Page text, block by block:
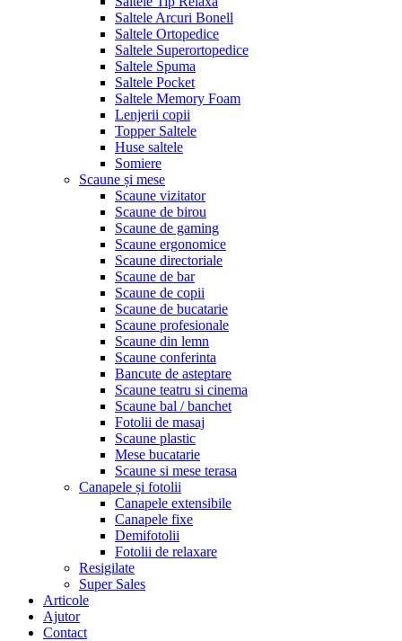
Saltele Arcuri Bonell
Saltele Ortopedice
Saltele Superortopedice
Saltele Spuma
Saltele Pocket
Saltele Memory Foam
Lenjerii copii
Topper Saltele
Huse saltele
Somiere
Scaune și mese
Scaune vizitator
Scaune de birou
Scaune de gaming
Scaune ergonomice
Scaune directoriale
Scaune de bar
Scaune de copii
Scaune de bucatarie
Scaune profesionale
Scaune din lemn
Scaune conferinta
Bancute de asteptare
Scaune teatru si cinema
Scaune bal / banchet
Fotolii de masaj
Scaune plastic
Mese bucatarie
Scaune si mese terasa
Canapele și fotolii
Canapele extensibile
Canapele fixe
Demifotolii
Fotolii de relaxare
Resigilate
Super Sales
Articole
Ajutor
Contact